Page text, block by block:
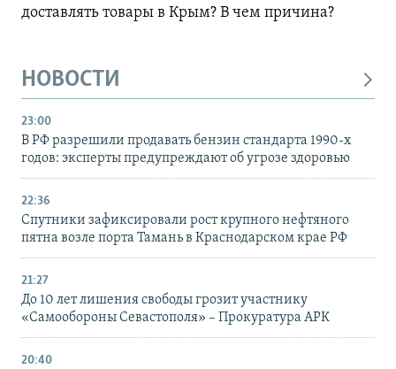
доставлять товары в Крым? В чем причина?
НОВОСТИ
23:00
В РФ разрешили продавать бензин стандарта 1990-х
годов: эксперты предупреждают об угрозе здоровью
22:36
Спутники зафиксировали рост крупного нефтяного
пятна возле порта Тамань в Краснодарском крае РФ
21:27
До 10 лет лишения свободы грозит участнику
«Самообороны Севастополя» – Прокуратура АРК
20:40